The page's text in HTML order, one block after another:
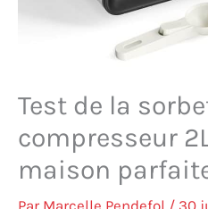
Test de la
compresseur
maison